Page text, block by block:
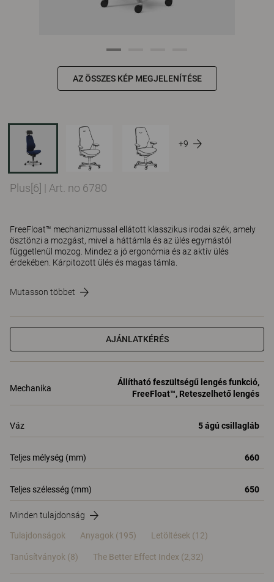
AZ ÖSSZES KÉP MEGJELENÍTÉSE
+9
Plus[6] | Art. no 6780
FreeFloat™ mechanizmussal ellátott klasszikus irodai szék, amely
ösztönzi a mozgást, mivel a háttámla és az ülés egymástól
függetlenül mozog. Mindez a jó ergonómia és az aktív ülés
érdekében. Kárpitozott ülés és magas támla.
Mutasson többet
AJÁNLATKÉRÉS
Mechanika
Állítható feszültségű lengés funkció,
FreeFloat™, Reteszelhető lengés
Váz 5 ágú csillagláb
Teljes mélység (mm) 660
Teljes szélesség (mm) 650
Minden tulajdonság
Tulajdonságok Anyagok (195) Letöltések (12)
Tanúsítványok (8) The Better Effect Index (2,32)